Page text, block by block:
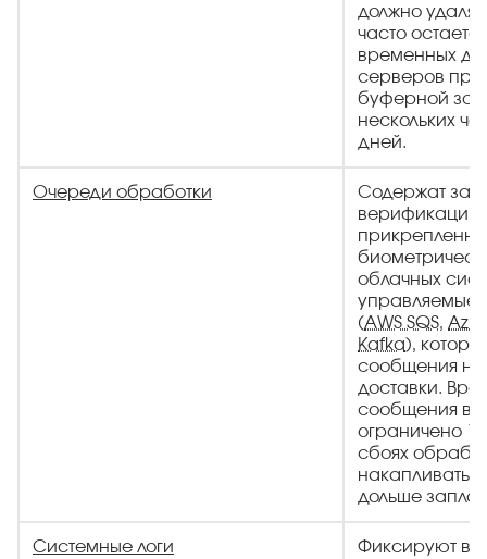
должно
часто
временных
серверов
буферной
нескольких
дней.
Очереди обработки
Содержат
верификацию
облачных
управляемые
(AWS SQS,
Kafka),
сообщения на
доставки.
сообщения в
ограничено
сбоях
дольше
Системные логи
Фиксируют